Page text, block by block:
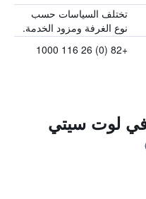
تختلف السياسات حسب
نوع الغرفة ومزود الخدمة.
+82 (0) 26 116 1000
في لوت سيتي